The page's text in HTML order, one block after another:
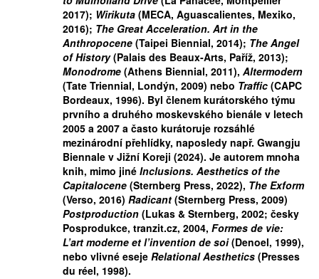
2017); Wirikuta(MECA, Aguascalientes, Mexiko,
2016); The Great Acceleration. Art in the
Anthropocene(Taipei Biennial, 2014); The Angel
of History(Palais des Beaux­‑Arts, Paříž, 2013);
Monodrome(Athens Biennial, 2011), Altermodern
(Tate Triennial, Londýn, 2009) nebo Traffic(CAPC
Bordeaux, 1996). Byl členem kurátorského týmu
prvního a druhého moskevského bienále v letech
2005 a 2007 a často kurátoruje rozsáhlé
mezinárodní přehlídky, naposledy např. Gwangju
Biennale v Jižní Koreji (2024). Je autorem mnoha
knih, mimo jiné Inclusions. Aesthetics of the
Capitalocene(Sternberg Press, 2022), The Exform
(Verso, 2016) Radicant(Sternberg Press, 2009)
Postproduction (Lukas & Sternberg, 2002; česky
Posprodukce, tranzit.cz, 2004, Formes de vie:
L’art moderne et l’invention de soi(Denoel, 1999),
nebo vlivné eseje Relational Aesthetics(Presses
du réel, 1998).